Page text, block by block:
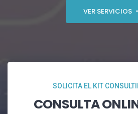
VER SERVICIOS
SOLICITA EL KIT
CONSULTA